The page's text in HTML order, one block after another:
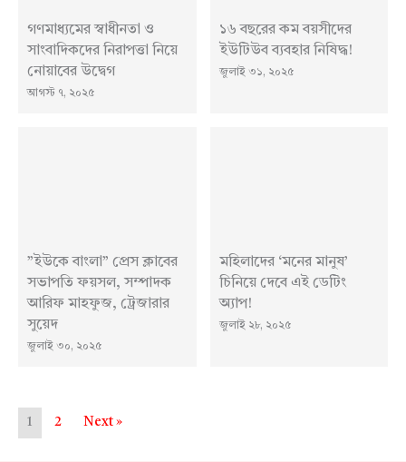
গণমাধ্যমের স্বাধীনতা ও
সাংবাদিকদের নিরাপত্তা নিয়ে
নোয়াবের উদ্বেগ
আগস্ট ৭, ২০২৫
১৬ বছরের কম বয়সীদের
ইউটিউব ব্যবহার নিষিদ্ধ!
জুলাই ৩১, ২০২৫
”ইউকে বাংলা” প্রেস ক্লাবের
সভাপতি ফয়সল, সম্পাদক
আরিফ মাহফুজ, ট্রেজারার
সুয়েদ
জুলাই ৩০, ২০২৫
মহিলাদের ‘মনের মানুষ’
চিনিয়ে দেবে এই ডেটিং
অ্যাপ!
জুলাই ২৮, ২০২৫
1 2 Next »